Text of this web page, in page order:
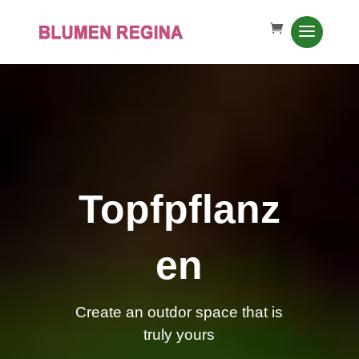
Topfpflanz
en
Create an outdor space that is
truly yours